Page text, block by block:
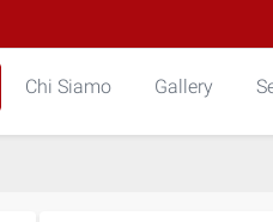
Chi Siamo Gallery